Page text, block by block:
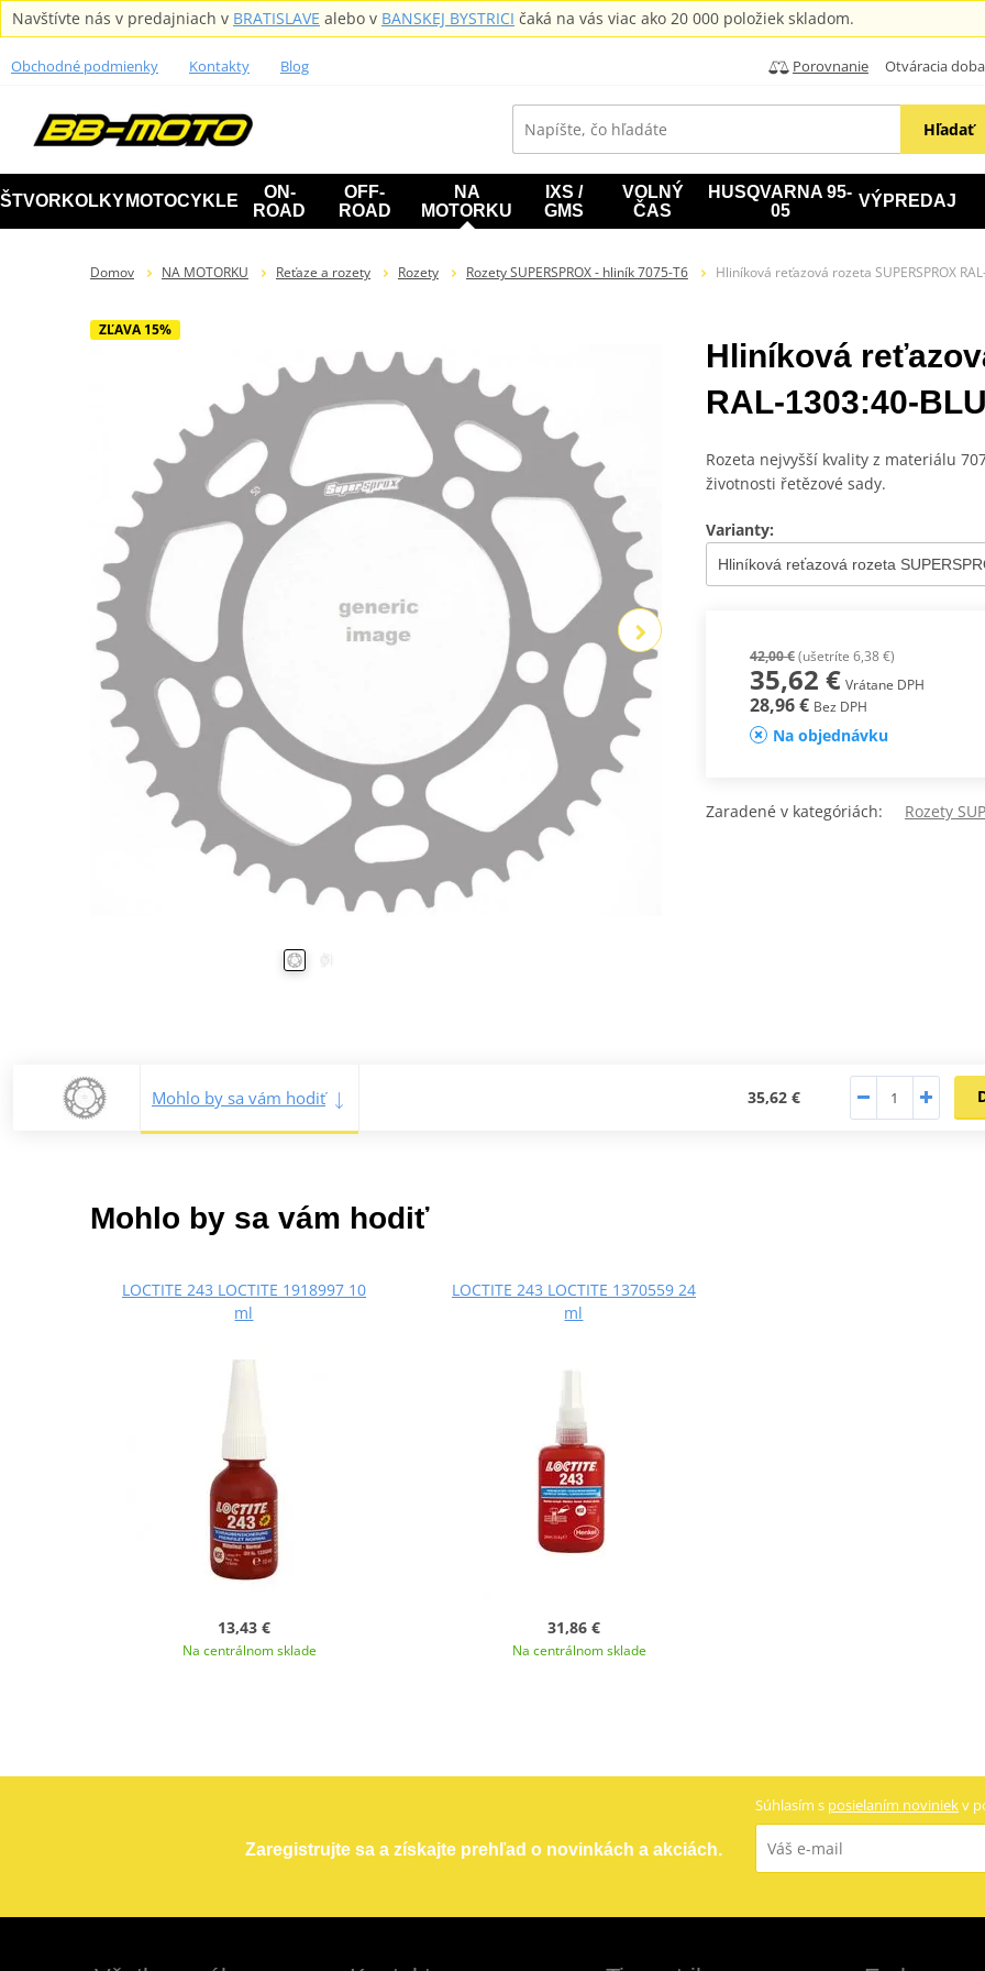
Navštívte nás v predajniach v BRATISLAVE alebo v BANSKEJ BYSTRICI čaká na vás viac ako 20 000 položiek skladom.
Obchodné podmienky Kontakty Blog Porovnanie Otváracia
Hľadať
ŠTVORKOLKY MOTOCYKLE
ON-
ROAD
OFF-
ROAD
NA
MOTORKU
IXS /
GMS
VOLNÝ
ČAS
HUSQVARNA 95-
05
VÝPREDAJ
Domov NA MOTORKU Reťaze a rozety Rozety Rozety SUPERSPROX - hliník 7075-T6 Hliníková reťazová rozeta SUPERSPROX
ZĽAVA 15%
Hliníková
RAL-1303:40-
Rozeta nejvyšší kvality z materiálu
životnosti řetězové sady.
Varianty:
42,00 €(ušetríte 6,38 €)
35,62 € Vrátane DPH
28,96 € Bez DPH
Na objednávku
Zaradené v kategóriách: Rozety
Mohlo by sa vám hodiť 35,62 €
Mohlo by sa vám hodiť
LOCTITE 243 LOCTITE 1918997 10
ml
13,43 €
Na centrálnom sklade
LOCTITE 243 LOCTITE 1370559 24
ml
31,86 €
Na centrálnom sklade
Zaregistrujte sa a získajte prehľad o novinkách a akciách.
Súhlasím s posielaním noviniekv